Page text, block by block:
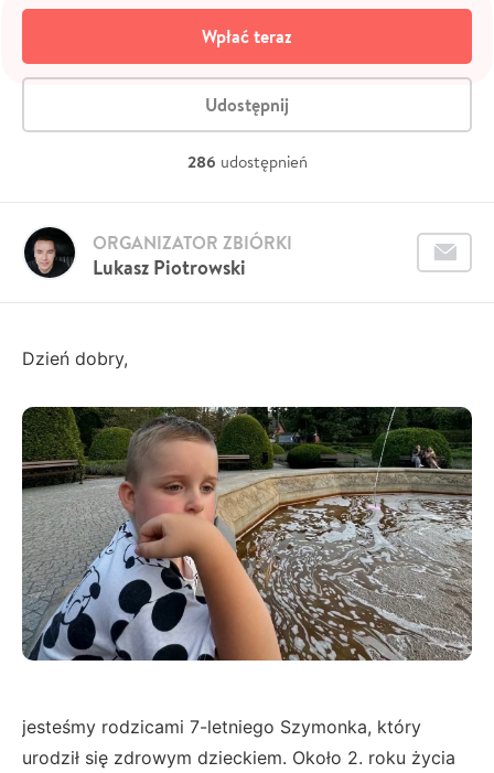
Wpłać teraz
Udostępnij
286 udostępnień
Lukasz Piotrowski
ORGANIZATOR ZBIÓRKI
Dzień dobry,
jesteśmy rodzicami 7-letniego Szymonka, który
urodził się zdrowym dzieckiem. Około 2. roku życia